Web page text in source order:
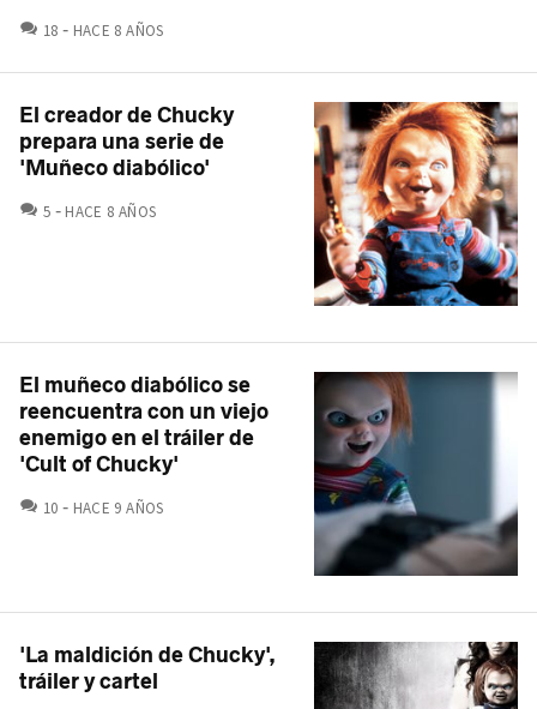
18 COMENTARIOS
HACE 8 AÑOS
El creador de Chucky
prepara una serie de
'Muñeco diabólico'
5 COMENTARIOS
HACE 8 AÑOS
El muñeco diabólico se
reencuentra con un viejo
enemigo en el tráiler de
'Cult of Chucky'
10 COMENTARIOS
HACE 9 AÑOS
'La maldición de Chucky',
tráiler y cartel